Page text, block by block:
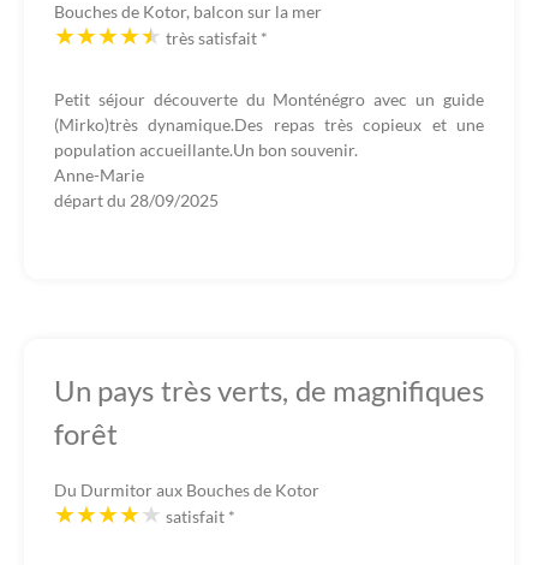
Bouches de Kotor, balcon sur la mer
très satisfait *
Petit séjour découverte du Monténégro avec un guide
(Mirko)très dynamique.Des repas très copieux et une
population accueillante.Un bon souvenir.
Anne-Marie
départ du 28/09/2025
Un pays très verts, de magnifiques
forêt
Du Durmitor aux Bouches de Kotor
satisfait *